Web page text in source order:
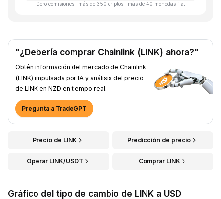
Cero comisiones · más de 350 criptos · más de 40 monedas fiat
"¿Debería comprar Chainlink (LINK) ahora?"
Obtén información del mercado de Chainlink
(LINK) impulsada por IA y análisis del precio
de LINK en NZD en tiempo real.
Pregunta a TradeGPT
Precio de LINK Predicción de precio
Operar LINK/USDT Comprar LINK
Gráfico del tipo de cambio de LINK a USD